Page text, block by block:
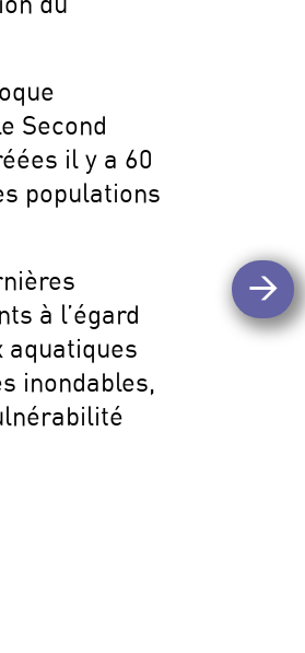
Second
il y a 60
populations
à l’égard
aquatiques
inondables,
>